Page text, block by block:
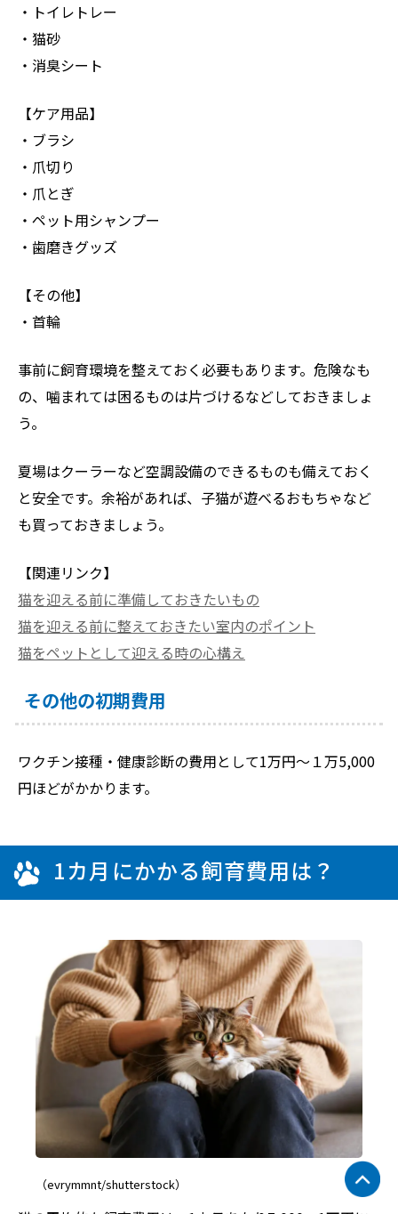
・トイレトレー
・猫砂
・消臭シート
【ケア用品】
・ブラシ
・爪切り
・爪とぎ
・ペット用シャンプー
・歯磨きグッズ
【その他】
・首輪
事前に飼育環境を整えておく必要もあります。危険なも
の、噛まれては困るものは片づけるなどしておきましょ
う。
夏場はクーラーなど空調設備のできるものも備えておく
と安全です。余裕があれば、子猫が遊べるおもちゃなど
も買っておきましょう。
【関連リンク】
猫を迎える前に準備しておきたいもの
猫を迎える前に整えておきたい室内のポイント
猫をペットとして迎える時の心構え
その他の初期費用
ワクチン接種・健康診断の費用として1万円～１万5,000
円ほどがかかります。
1カ月にかかる飼育費用は？
（evrymmnt/shutterstock）